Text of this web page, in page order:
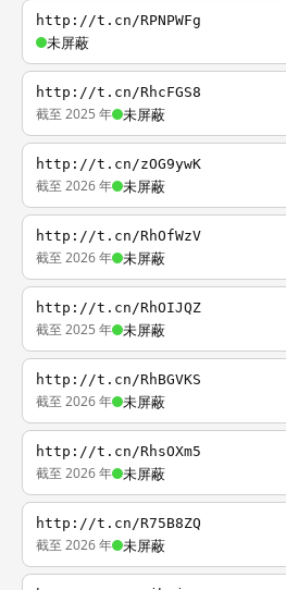
http://t.cn/RPNPWFg
未屏蔽
http://t.cn/RhcFGS8
截至 2025 年 未屏蔽
http://t.cn/zOG9ywK
截至 2026 年 未屏蔽
http://t.cn/RhOfWzV
截至 2026 年 未屏蔽
http://t.cn/RhOIJQZ
截至 2025 年 未屏蔽
http://t.cn/RhBGVKS
截至 2026 年 未屏蔽
http://t.cn/RhsOXm5
截至 2026 年 未屏蔽
http://t.cn/R75B8ZQ
截至 2026 年 未屏蔽